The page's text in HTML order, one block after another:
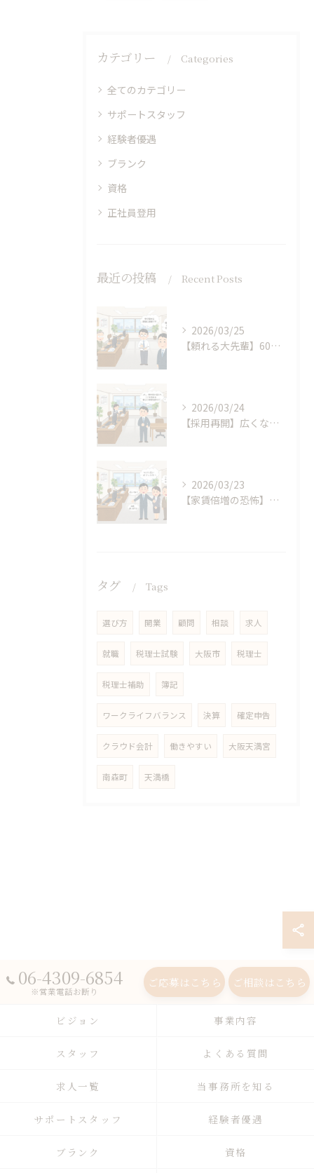
カテゴリー Categories
全てのカテゴリー
サポートスタッフ
経験者優遇
ブランク
資格
正社員登用
最近の投稿 Recent Posts
2026/03/25
【頼れる大先輩】60代のベテランが、40代の「新人」を育てる。年齢の壁を超えた、うちの事務所の風景
2026/03/24
【採用再開】広くなったオフィスで仲間探し。僕が面接で「スキルより重視する」たった一つのこと
2026/03/23
【家賃倍増の恐怖】ビビりな僕が、天満橋で「広いオフィス」の契約書にハンコを押した日
タグ Tags
選び方 開業 顧問 相談 求人
就職 税理士試験 大阪市 税理士
税理士補助 簿記
ワークライフバランス 決算 確定申告
クラウド会計 働きやすい 大阪天満宮
南森町 天満橋
06-4309-6854
※営業電話お断り
ご応募はこちら ご相談はこちら
ビジョン 事業内容
スタッフ よくある質問
求人一覧 当事務所を知る
サポートスタッフ 経験者優遇
ブランク 資格